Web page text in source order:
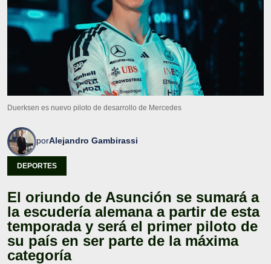
Duerksen es nuevo piloto de desarrollo de Mercedes
porAlejandro Gambirassi
DEPORTES
El oriundo de Asunción se sumará a
la escudería alemana a partir de esta
temporada y será el primer piloto de
su país en ser parte de la máxima
categoría